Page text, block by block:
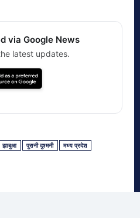
via Google News
latest updates.
झाबुआ पुरानी दुश्मनी मध्य प्रदेश